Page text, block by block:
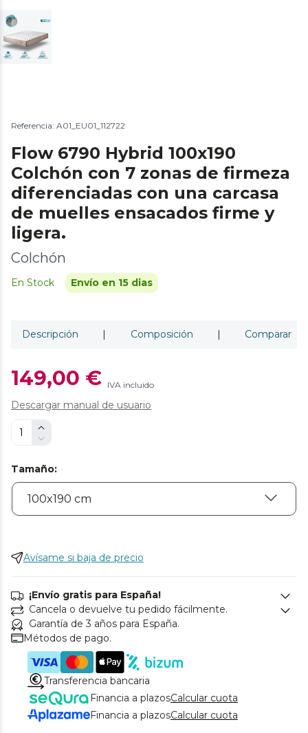
Referencia: A01_EU01_112722
Flow 6790 Hybrid 100x190
Colchón con 7 zonas de firmeza
diferenciadas con una carcasa
de muelles ensacados firme y
ligera.
Colchón
En Stock Envío en 15 dias
Descripción | Composición | Comparar
149,00 € IVA incluido
Descargar manual de usuario
Tamaño:
Avísame si baja de precio
¡Envío gratis para España!
Cancela o devuelve tu pedido fácilmente.
Garantía de 3 años para España.
Métodos de pago.
Transferencia bancaria
Financia a plazosCalcular cuota
Financia a plazosCalcular cuota